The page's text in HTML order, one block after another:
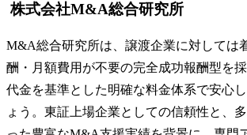
株式会社M&A総合研究所
M&A総合研究所は、譲渡企業に対しては
酬・月額費用が不要の完全成功報酬型を
代金を基準とした明確な料金体系で安心
ょう。東証上場企業としての信頼性と、